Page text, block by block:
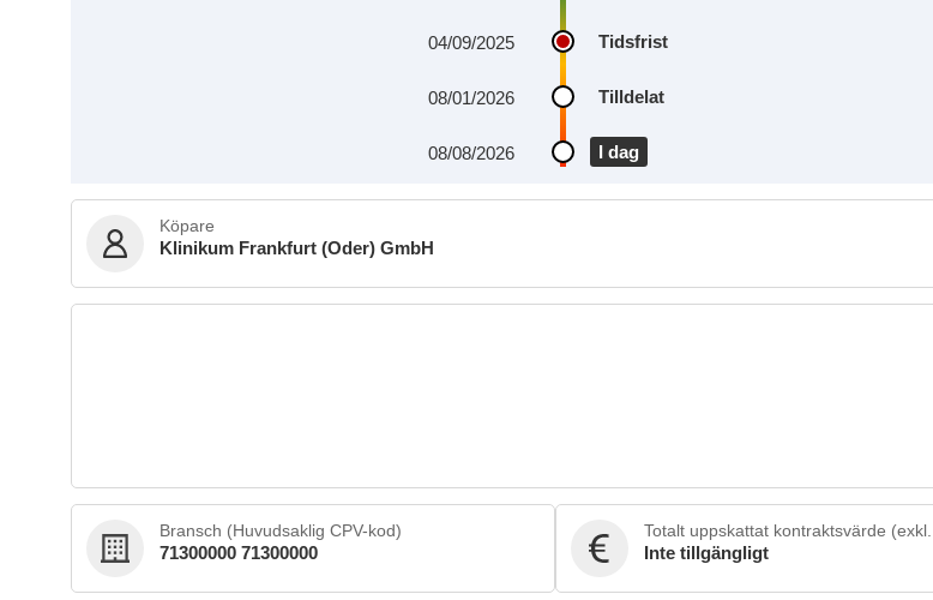
Tidsfrist
04/09/2025
Tilldelat
08/01/2026
I dag
08/08/2026
Köpare
Klinikum Frankfurt (Oder) GmbH
Bransch (Huvudsaklig CPV-kod)
71300000 71300000
Totalt uppskattat kontraktsvärde
Inte tillgängligt